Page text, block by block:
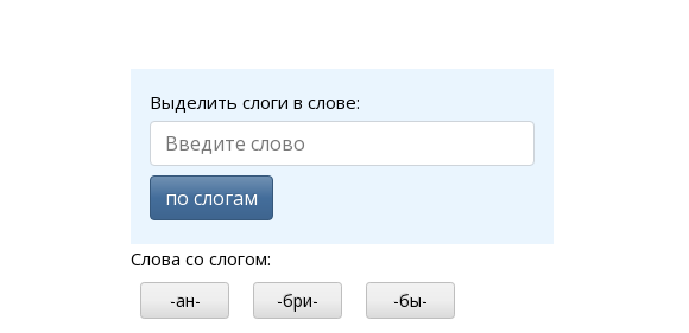
Выделить слоги в слове:
по слогам
Слова со слогом:
-ан- -бри- -бы-